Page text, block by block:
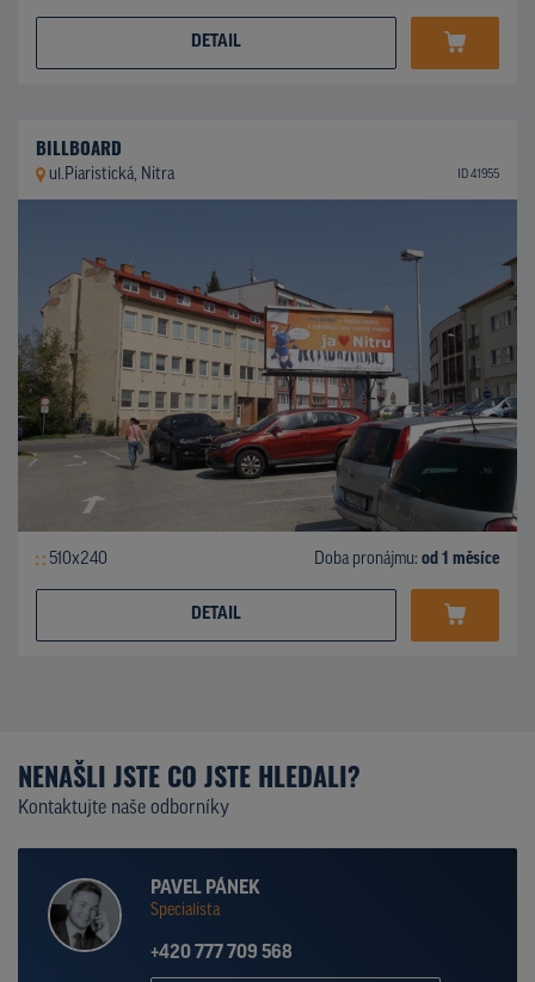
DETAIL
BILLBOARD
ul.Piaristická, Nitra ID 41955
510x240 Doba pronájmu: od 1 měsíce
DETAIL
NENAŠLI JSTE CO JSTE HLEDALI?
Kontaktujte naše odborníky
PAVEL PÁNEK
Specialista
+420 777 709 568